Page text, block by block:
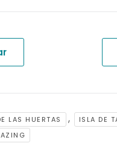
LAS HUERTAS , ISLA DE